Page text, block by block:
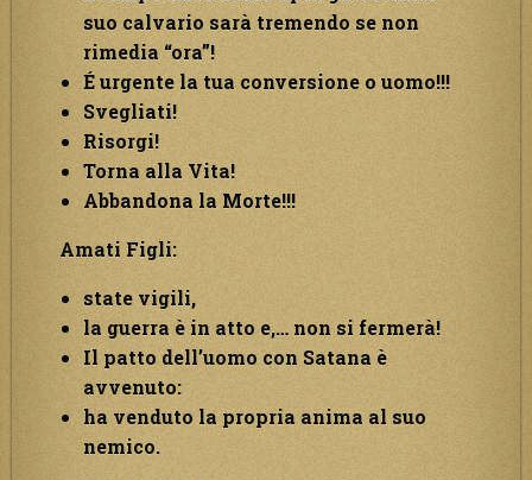
suo calvario sarà tremendo se non
rimedia “ora”!
É urgente la tua conversione o uomo!!!
Svegliati!
Risorgi!
Torna alla Vita!
Abbandona la Morte!!!
Amati Figli:
state vigili,
la guerra è in atto e,… non si fermerà!
Il patto dell’uomo con Satana è
avvenuto:
ha venduto la propria anima al suo
nemico.